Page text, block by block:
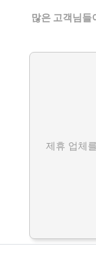
많은 고객님들
제휴 업체